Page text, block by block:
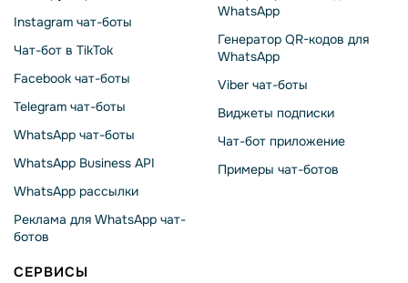
Instagram чат-боты
Чат-бот в TikTok
Facebook чат-боты
Telegram чат-боты
WhatsApp чат-боты
WhatsApp Business API
WhatsApp рассылки
Реклама для WhatsApp чат-
ботов
WhatsApp
Генератор QR-кодов для
WhatsApp
Viber чат-боты
Виджеты подписки
Чат-бот приложение
Примеры чат-ботов
СЕРВИСЫ